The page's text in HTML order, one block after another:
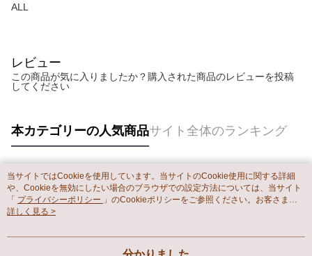
ALL
レビュー
この商品が気に入りましたか？購入された商品のレビューを投稿
してください
本カテゴリーの人気商品サイト全体のランキング
人気タグ
当サイトではCookieを使用しています。当サイトのCookie使用に関する詳細
や、Cookieを無効にしたい場合のブラウザでの設定方法については、当サイト
「 プライバシーポリシー 」のCookieポリシーをご参照ください。お客さま
が、当サイトを引き続き使用される場合、当社がサイト利用規約のCookieポリ
詳しく見る >